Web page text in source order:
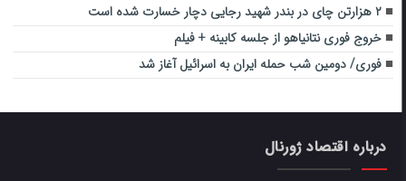
۲ هزارتن چای در بندر شهید رجایی دچار خسارت شده است
خروج فوری نتانیاهو از جلسه کابینه + فیلم
فوری/ دومین شب حمله ایران به اسرائیل آغاز شد
درباره اقتصاد ژورنال